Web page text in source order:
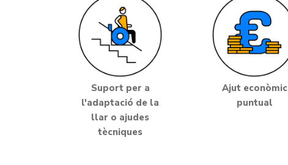
Suport per a
l'adaptació de la
llar o ajudes
tècniques
Ajut econòmic
puntual